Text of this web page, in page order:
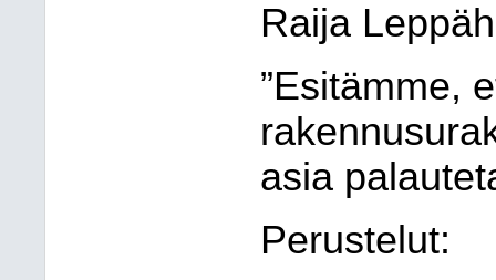
Raija
”Esitämme,
asia
Perustelut: